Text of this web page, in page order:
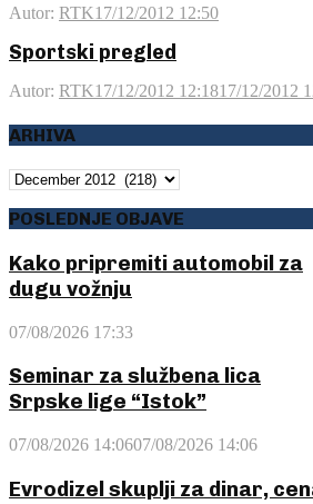
Autor: RTK17/12/2012 12:50
Sportski pregled
Autor: RTK17/12/2012 12:1817/12/2012
ARHIVA
ARHIVA
POSLEDNJE OBJAVE
Kako pripremiti automobil za
dugu vožnju
07/08/2026 17:33
Seminar za službena lica
Srpske lige “Istok”
07/08/2026 14:0607/08/2026 14:06
Evrodizel skuplji za dinar,